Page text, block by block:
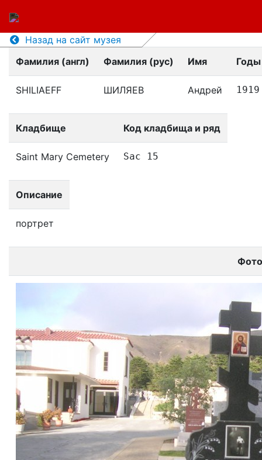
Назад на сайт музея
Фамилия (англ)
Фамилия (рус) Имя
SHILIAEFF ШИЛЯЕВ Андрей 1919
Кладбище Код кладбища и ряд
Saint Mary Cemetery Sac 15
Описание
портрет
Фото